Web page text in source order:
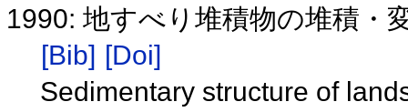
1990: 地すべり堆積物の堆積・
[Bib] [Doi]
Sedimentary structure of